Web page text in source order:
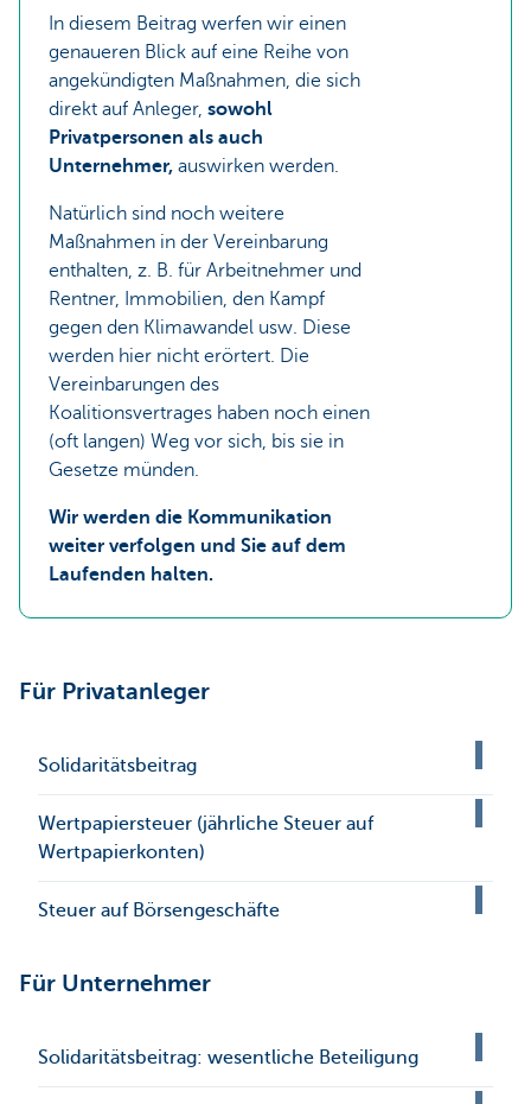
In diesem Beitrag werfen wir einen
genaueren Blick auf eine Reihe von
angekündigten Maßnahmen, die sich
direkt auf Anleger, sowohl
Privatpersonen als auch
Unternehmer, auswirken werden.
Natürlich sind noch weitere
Maßnahmen in der Vereinbarung
enthalten, z. B. für Arbeitnehmer und
Rentner, Immobilien, den Kampf
gegen den Klimawandel usw. Diese
werden hier nicht erörtert. Die
Vereinbarungen des
Koalitionsvertrages haben noch einen
(oft langen) Weg vor sich, bis sie in
Gesetze münden.
Wir werden die Kommunikation
weiter verfolgen und Sie auf dem
Laufenden halten.
Für Privatanleger
Solidaritätsbeitrag
Wertpapiersteuer (jährliche Steuer auf
Wertpapierkonten)
Steuer auf Börsengeschäfte
Für Unternehmer
Solidaritätsbeitrag: wesentliche Beteiligung